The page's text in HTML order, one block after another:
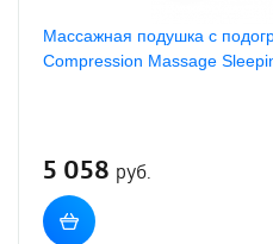
Массажная подушка с
Compression Massage
5 058 руб.